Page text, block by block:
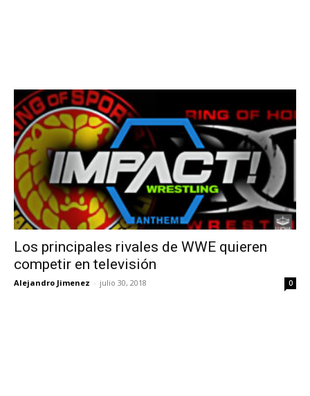
Los principales rivales de WWE quieren
competir en televisión
Alejandro Jimenez - julio 30, 2018 0